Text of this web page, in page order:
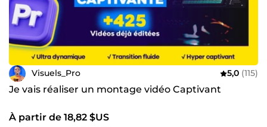
Visuels_Pro 5,0 (115)
Je vais réaliser un montage vidéo Captivant
À partir de 18,82 $US